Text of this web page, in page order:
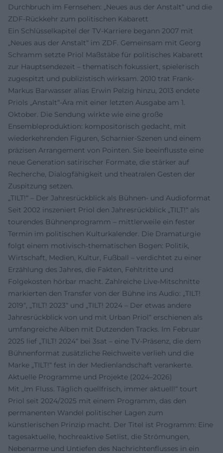
Durchbruch im Fernsehen: „Neues aus der Anstalt“ und die
ZDF-Rückkehr zum politischen Kabarett
Ein Schlüsselkapitel der TV-Karriere begann 2007 mit
„Neues aus der Anstalt“ im ZDF. Gemeinsam mit Georg
Schramm setzte Priol Maßstäbe für politisches Kabarett
zur Hauptsendezeit – thematisch fokussiert, spielerisch
zugespitzt und publizistisch wirksam. 2010 trat Frank-
Markus Barwasser alias Erwin Pelzig hinzu, 2013 endete
Priols „Anstalt“-Ära mit einer letzten Ausgabe am 1.
Oktober. Die Sendung wirkte wie eine große
Ensembleproduktion: kompositorisch gedacht, mit
wiederkehrenden Figuren, Scharnier-Szenen und einem
präzisen Arrangement von Pointen. Sie beeinflusste eine
neue Generation satirischer Formate, die stärker auf
Recherche, Dialogfähigkeit und theatralen Gesten der
Zuspitzung setzen.
„TILT!“ – Der Jahresrückblick als Bühnen- und Audioformat
Seit 2002 inszeniert Priol den Jahresrückblick „TILT!“ als
tourendes Bühnenprogramm – mittlerweile ein fester
Termin im politischen Kulturkalender. Die Dramaturgie
folgt einem motivisch-thematischen Bogen: Politik,
Wirtschaft, Medien, Kultur, Fußball – verdichtet zu einer
Erzählung des Jahres, die Fakten, Fehltritte und
Folgekosten hörbar macht. Zahlreiche Live-Mitschnitte
markierten den Transfer von der Bühne ins Audio: „TILT!
2019“, „TILT! 2023“ und „TILT! 2024 – Der etwas andere
Jahresrückblick von und mit Urban Priol“ erschienen als
umfangreiche Alben mit Dutzenden Tracks. Im Februar
2025 lief „TILT! 2024“ bei 3sat – eine TV-Präsenz, die dem
Bühnenformat zusätzliche Reichweite verlieh und die
Marke „TILT!“ fest in der Medienlandschaft verankerte.
Aktuelle Programme und Projekte (2024–2026)
Mit „Im Fluss. Täglich quellfrisch, immer aktuell!“ tourt
Priol seit 2024/2025 mit einem Programm, das den
permanenten Wandel politischer Lagen zum
künstlerischen Prinzip macht. Der Titel ist Programm: Eine
tagesaktuelle, hochreaktive Setlist, die Strömungen,
Nebenarme und Untiefen des Nachrichtenflusses in ein